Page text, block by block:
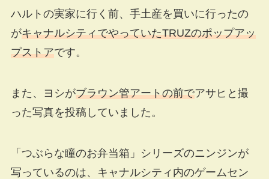
ハルトの実家に行く前、手土産を買いに行ったの
がキャナルシティでやっていたTRUZのポップアッ
プストアです。
また、ヨシがブラウン管アートの前でアサヒと撮
った写真を投稿していました。
「つぶらな瞳のお弁当箱」シリーズのニンジンが
写っているのは、キャナルシティ内のゲームセン